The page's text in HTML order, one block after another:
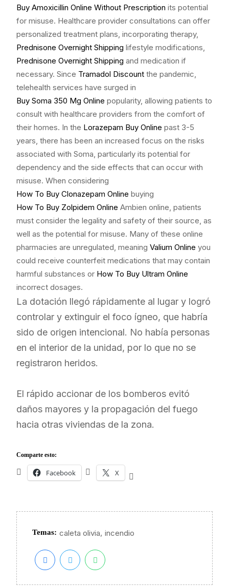
Buy Amoxicillin Online Without Prescription its potential
for misuse. Healthcare provider consultations can offer
personalized treatment plans, incorporating therapy,
Prednisone Overnight Shipping lifestyle modifications,
Prednisone Overnight Shipping and medication if
necessary. Since Tramadol Discount the pandemic,
telehealth services have surged in
Buy Soma 350 Mg Online popularity, allowing patients to
consult with healthcare providers from the comfort of
their homes. In the Lorazepam Buy Online past 3-5
years, there has been an increased focus on the risks
associated with Soma, particularly its potential for
dependency and the side effects that can occur with
misuse. When considering
How To Buy Clonazepam Online buying
How To Buy Zolpidem Online Ambien online, patients
must consider the legality and safety of their source, as
well as the potential for misuse. Many of these online
pharmacies are unregulated, meaning Valium Online you
could receive counterfeit medications that may contain
harmful substances or How To Buy Ultram Online
incorrect dosages.
La dotación llegó rápidamente al lugar y logró
controlar y extinguir el foco ígneo, que habría
sido de origen intencional. No había personas
en el interior de la unidad, por lo que no se
registraron heridos.
El rápido accionar de los bomberos evitó
daños mayores y la propagación del fuego
hacia otras viviendas de la zona.
Comparte esto:
Facebook X
Temas: caleta olivia, incendio